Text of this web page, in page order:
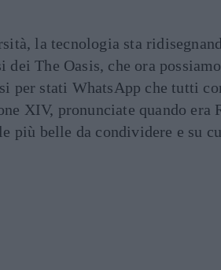
la tecnologia sta
dei The Oasis, che ora
per stati WhatsApp che tutti
XIV, pronunciate quando era
più belle da condividere e su